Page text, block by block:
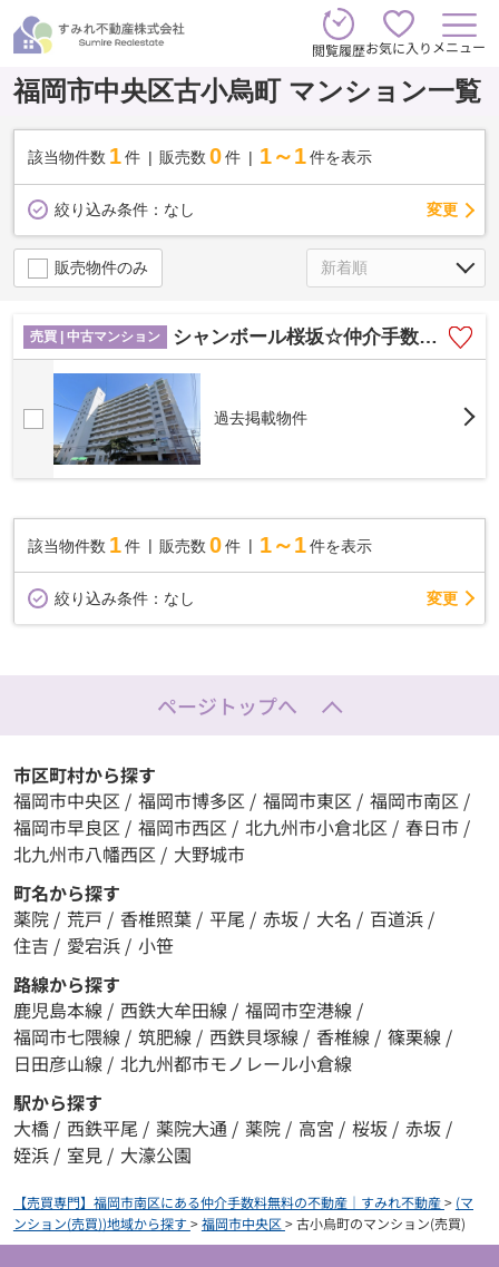
閲覧履歴お気に入り メニュー
福岡市中央区古小烏町 マンション一覧
該当物件数 1件 販売数 0 件 1～1 件を表示
絞り込み条件： なし 変更
販売物件のみ
売買 | 中古マンション シャンボール桜坂☆仲介手数料無料☆
過去掲載物件
該当物件数 1件 販売数 0 件 1～1 件を表示
絞り込み条件： なし 変更
ページトップへ
市区町村から探す
福岡市中央区 / 福岡市博多区 / 福岡市東区 / 福岡市南区 /
福岡市早良区 / 福岡市西区 / 北九州市小倉北区 / 春日市 /
北九州市八幡西区 / 大野城市
町名から探す
薬院 / 荒戸 / 香椎照葉 / 平尾 / 赤坂 / 大名 / 百道浜 /
住吉 / 愛宕浜 / 小笹
路線から探す
鹿児島本線 / 西鉄大牟田線 / 福岡市空港線 /
福岡市七隈線 / 筑肥線 / 西鉄貝塚線 / 香椎線 / 篠栗線 /
日田彦山線 / 北九州都市モノレール小倉線
駅から探す
大橋 / 西鉄平尾 / 薬院大通 / 薬院 / 高宮 / 桜坂 / 赤坂 /
姪浜 / 室見 / 大濠公園
【売買専門】福岡市南区にある仲介手数料無料の不動産｜すみれ不動産> (マ
ンション(売買))地域から探す>福岡市中央区 >古小烏町のマンション(売買)